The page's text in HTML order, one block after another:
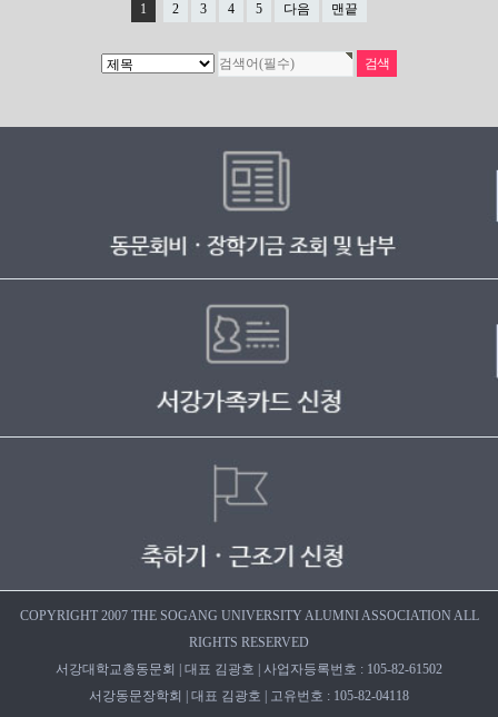
1 2 3 4 5 다음 맨끝
COPYRIGHT 2007 THE SOGANG UNIVERSITY ALUMNI ASSOCIATION ALL
RIGHTS RESERVED
서강대학교총동문회 | 대표 김광호 | 사업자등록번호 : 105-82-61502
서강동문장학회 | 대표 김광호 | 고유번호 : 105-82-04118